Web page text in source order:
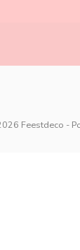
Feestdeco -